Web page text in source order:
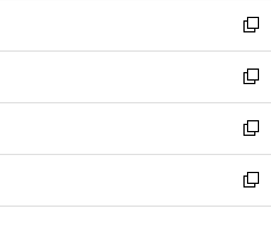
く
で
開
く
ド
ウ
で
開
く
ィ
ン
ド
ウ
で
開
く
い
ウ
ィ
ン
ド
ウ
で
開
新
し
い
ウ
ィ
ン
ド
ウ
新
し
い
ウ
ィ
ン
新
し
い
ウ
新
し